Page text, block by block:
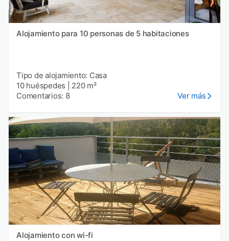
Alojamiento para 10 personas de 5 habitaciones
Tipo de alojamiento: Casa
10 huéspedes
220 m²
Comentarios: 8
Ver más
Alojamiento con wi-fi